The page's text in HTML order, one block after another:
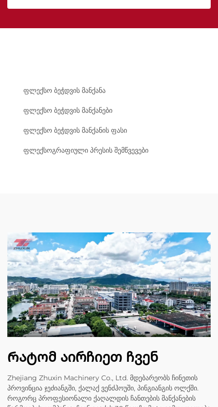
ფლექსო ბეჭდვის მანქანა
ფლექსო ბეჭდვის მანქანები
ფლექსო ბეჭდვის მანქანის ფასი
ფლექსოგრაფიული პრესის შემწვევები
Რატომ აირჩიეთ ჩვენ
Zhejiang Zhuxin Machinery Co., Ltd. მდებარეობს ჩინეთის
პროვინცია ჯეძიანგში, ქალაქ ვენძჰოუში, პინგიანგის ოლქში.
როგორც პროფესიონალი ქაღალდის ჩანთების მანქანების